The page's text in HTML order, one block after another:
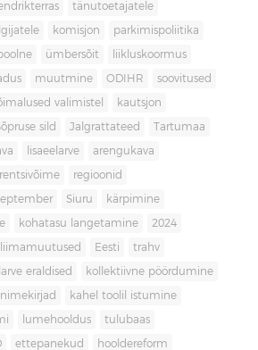
tänutoetajatele
komisjon parkimispoliitika
ümbersõit liikluskoormus
muutmine ODIHR soovitused
valimistel kautsjon
sild Jalgrattateed Tartumaa
lisaeelarve arengukava
regioonid
Siuru kärpimine
kohatasu langetamine 2024
Eesti trahv
eraldised kollektiivne pöördumine
kahel toolil istumine
lumehooldus tulubaas
ettepanekud hooldereform